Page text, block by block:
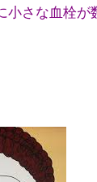
さな血栓が